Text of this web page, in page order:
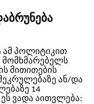
ამ პოლიტიკით
მითითების
ან/და
14
ვადა აითვლება: